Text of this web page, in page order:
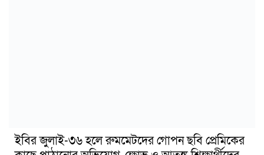
ইবির জুলাই-৩৬ হলে রুমমেটদের গোপন ছবি প্রেমিকের